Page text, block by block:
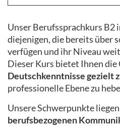
Unser Berufssprachkurs B2
diejenigen, die bereits über
verfügen und ihr Niveau
Dieser Kurs bietet Ihnen die
Deutschkenntnisse gezielt
professionelle Ebene zu
Unsere Schwerpunkte
berufsbezogenen